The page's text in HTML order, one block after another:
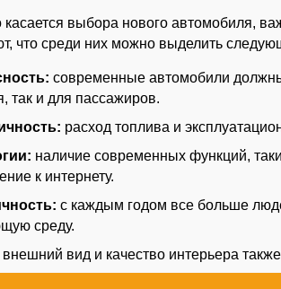
касается выбора нового автомобиля,
что среди них можно выделить
современные автомобили
так и для пассажиров.
расход топлива и
наличие современных функций,
к интернету.
с каждым годом все больше
среду.
внешний вид и качество интерьера